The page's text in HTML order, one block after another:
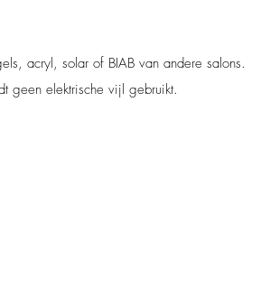
acryl, solar of BIAB van andere salons.
geen elektrische vijl gebruikt.